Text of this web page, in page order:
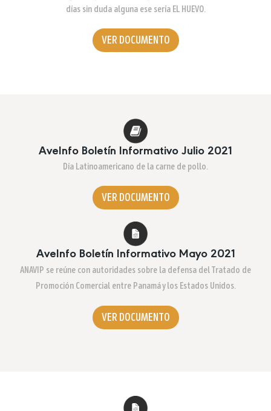
días sin duda alguna ese sería EL HUEVO.
VER DOCUMENTO
AveInfo Boletín Informativo Julio 2021
Día Latinoamericano de la carne de pollo.
VER DOCUMENTO
AveInfo Boletín Informativo Mayo 2021
ANAVIP se reúne con autoridades sobre la defensa del Tratado de
Promoción Comercial entre Panamá y los Estados Unidos.
VER DOCUMENTO